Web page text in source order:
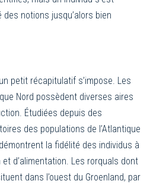
notions jusqu’alors bien
petit récapitulatif s’impose. Les
Nord possèdent diverses aires
Étudiées depuis des
des populations de l’Atlantique
la fidélité des individus à
d’alimentation. Les rorquals dont
dans l’ouest du Groenland, par